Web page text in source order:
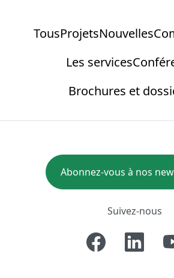
TousProjetsNouvelles
Les services
Brochures et
Abonnez-vous à nos
Suivez-nous